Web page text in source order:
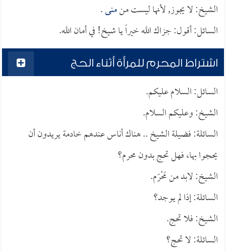
الشيخ: لا يجوز, لأنها ليست منمنى.
السائل: أقول: جزاك الله خيراً يا شيخ! في أمان الله.
اشتراط المحرم للمرأة أثناء الحج
السائل: السلام عليكم.
الشيخ: وعليكم السلام.
السائلة: فضيلة الشيخ .. هناك أناس عندهم خادمة يريدون أن
يحجوا بها، فهل تحج بدون محرم؟
الشيخ: لابد من مَحْرَم.
السائلة: إذا لم يوجد؟
الشيخ: فلا تحج.
السائلة: لا تحج؟